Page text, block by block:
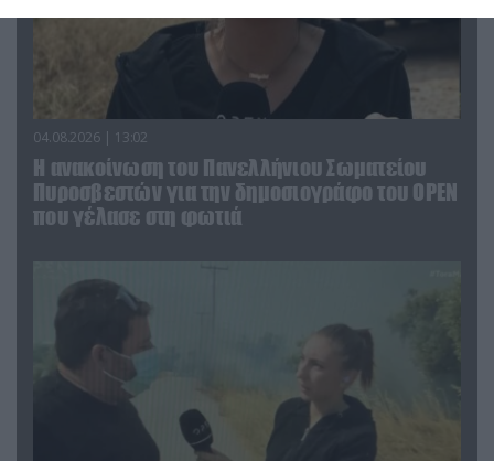
04.08.2026 | 13:02
Η ανακοίνωση του Πανελλήνιου Σωματείου
Πυροσβεστών για την δημοσιογράφο του OPEN
που γέλασε στη φωτιά